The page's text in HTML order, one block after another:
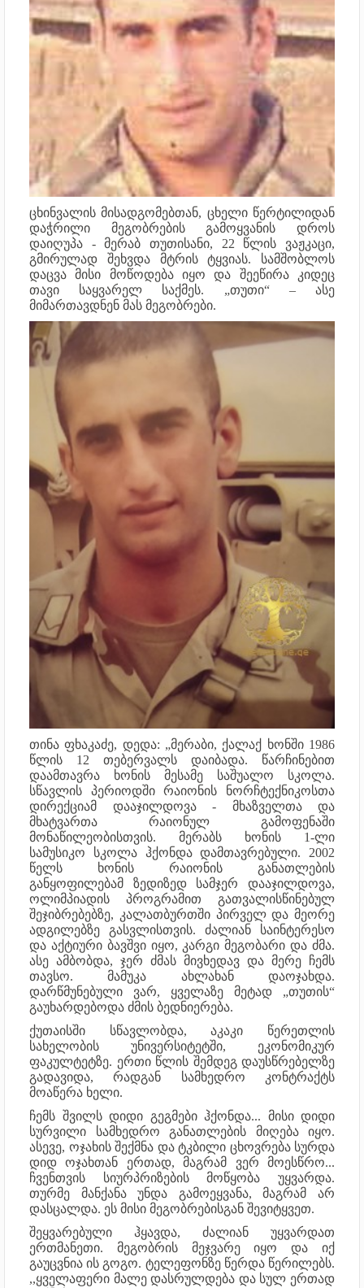
ცხინვალის მისადგომებთან, ცხელი წერტილიდან
დაჭრილი მეგობრების გამოყვანის დროს
დაიღუპა - მერაბ თუთისანი, 22 წლის ვაჟკაცი,
გმირულად შეხვდა მტრის ტყვიას. სამშობლოს
დაცვა მისი მოწოდება იყო და შეეწირა კიდეც
თავი საყვარელ საქმეს. „თუთი“ – ასე
მიმართავდნენ მას მეგობრები.
თინა ფხაკაძე, დედა: „მერაბი, ქალაქ ხონში 1986
წლის 12 თებერვალს დაიბადა. წარჩინებით
დაამთავრა ხონის მესამე საშუალო სკოლა.
სწავლის პერიოდში რაიონის ნორჩტექნიკოსთა
დირექციამ დააჯილდოვა - მხაზველთა და
მხატვართა რაიონულ გამოფენაში
მონაწილეობისთვის. მერაბს ხონის 1-ლი
სამუსიკო სკოლა ჰქონდა დამთავრებული. 2002
წელს ხონის რაიონის განათლების
განყოფილებამ ზედიზედ სამჯერ დააჯილდოვა,
ოლიმპიადის პროგრამით გათვალისწინებულ
შეჯიბრებებზე, კალათბურთში პირველ და მეორე
ადგილებზე გასვლისთვის. ძალიან საინტერესო
და აქტიური ბავშვი იყო, კარგი მეგობარი და ძმა.
ასე ამბობდა, ჯერ ძმას მივხედავ და მერე ჩემს
თავსო. მამუკა ახლახან დაოჯახდა.
დარწმუნებული ვარ, ყველაზე მეტად „თუთის“
გაუხარდებოდა ძმის ბედნიერება.
ქუთაისში სწავლობდა, აკაკი წერეთლის
სახელობის უნივერსიტეტში, ეკონომიკურ
ფაკულტეტზე. ერთი წლის შემდეგ დაუსწრებელზე
გადავიდა, რადგან სამხედრო კონტრაქტს
მოაწერა ხელი.
ჩემს შვილს დიდი გეგმები ჰქონდა... მისი დიდი
სურვილი სამხედრო განათლების მიღება იყო.
ასევე, ოჯახის შექმნა და ტკბილი ცხოვრება სურდა
დიდ ოჯახთან ერთად, მაგრამ ვერ მოესწრო...
ჩვენთვის სიურპრიზების მოწყობა უყვარდა.
თურმე მანქანა უნდა გამოეყვანა, მაგრამ არ
დასცალდა. ეს მისი მეგობრებისგან შევიტყვეთ.
შეყვარებული ჰყავდა, ძალიან უყვარდათ
ერთმანეთი. მეგობრის მეჯვარე იყო და იქ
გაუცვნია ის გოგო. ტელეფონზე წერდა წერილებს.
,,ყველაფერი მალე დასრულდება და სულ ერთად